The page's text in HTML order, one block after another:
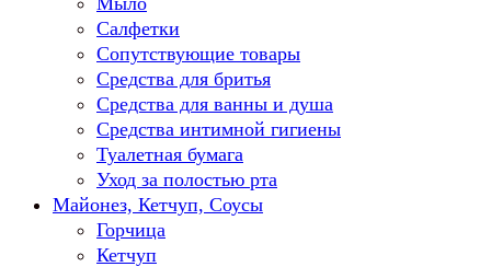
Салфетки
Сопутствующие товары
Средства для бритья
Средства для ванны и душа
Средства интимной гигиены
Туалетная бумага
Уход за полостью рта
Майонез, Кетчуп, Соусы
Горчица
Кетчуп